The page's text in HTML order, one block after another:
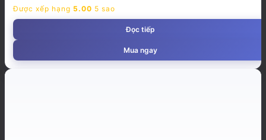
Được xếp hạng 5.00 5 sao
Đọc tiếp
Mua ngay